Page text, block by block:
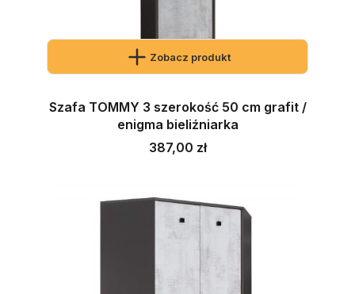
Zobacz produkt
Szafa TOMMY 3 szerokość 50 cm grafit /
enigma bieliźniarka
Cena
387,00 zł